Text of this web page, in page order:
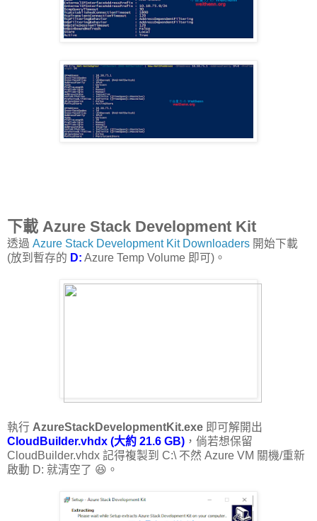
下載 Azure Stack Development Kit
透過 Azure Stack Development Kit Downloaders 開始下載
(放到暫存的 D: Azure Temp Volume 即可)。
執行 AzureStackDevelopmentKit.exe 即可解開出
CloudBuilder.vhdx (大約 21.6 GB) ，倘若想保留
CloudBuilder.vhdx 記得複製到 C:\ 不然 Azure VM 關機/重新
啟動 D: 就清空了 😆。